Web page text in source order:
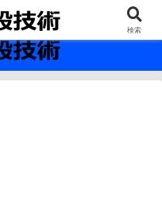
インフラ。
検索